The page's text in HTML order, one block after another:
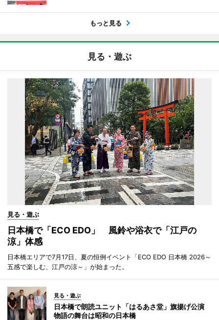
もっと見る
見る・遊ぶ
見る・遊ぶ
日本橋で「ECO EDO」 風鈴や浴衣で「江戸の
涼」体感
日本橋エリアで7月17日、夏の恒例イベント「ECO EDO 日本橋 2026～
五感で楽しむ、江戸の涼～」が始まった。
見る・遊ぶ
日本橋で朗読ユニット「はるあさ堂」旗揚げ公演
物語の舞台は昭和の日本橋